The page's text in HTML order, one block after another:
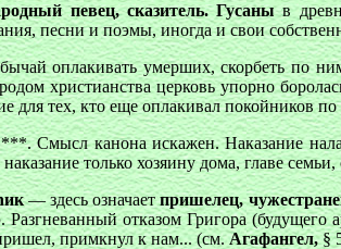
певец, сказитель. Гусаныв
песни и поэмы, иногда и свои
оплакивать умерших, скорбеть по
христианства церковь упорно
для тех, кто еще оплакивал покойников
Смысл канона искажен. Наказание
только хозяину дома, главе
— здесь означаетпришелец,
отказом Григора (будущего
примкнул к нам... (см.Агафангел,§